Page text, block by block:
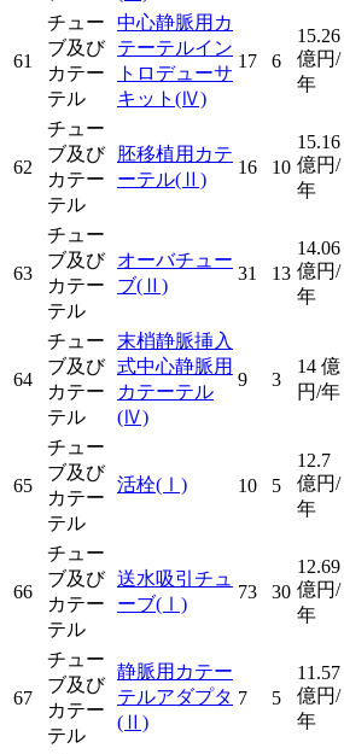
61
チュー
ブ及び
カテー
テル
中心静脈用カ
テーテルイン
トロデューサ
キット (Ⅳ)
17 6
15.26
億円/
年
62
チュー
ブ及び
カテー
テル
胚移植用カテ
ーテル(Ⅱ)
16 10
15.16
億円/
年
63
チュー
ブ及び
カテー
テル
オーバチュー
ブ(Ⅱ)
31 13
14.06
億円/
年
64
チュー
ブ及び
カテー
テル
末梢静脈挿入
式中心静脈用
カテーテル
(Ⅳ)
9 3
14 億
円/年
65
チュー
ブ及び
カテー
テル
活栓(Ⅰ) 10 5
12.7
億円/
年
66
チュー
ブ及び
カテー
テル
送水吸引チュ
ーブ(Ⅰ)
73 30
12.69
億円/
年
67
チュー
ブ及び
カテー
テル
静脈用カテー
テルアダプタ
(Ⅱ)
7 5
11.57
億円/
年